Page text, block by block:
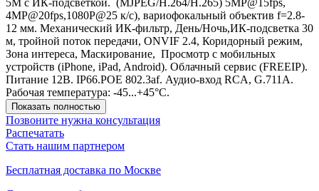
4MP@20fps,1080P@25 к/с), вариофокальный объектив f=2.8-
12 мм. Механический ИК-фильтр, День/Ночь,ИК-подсветка 30
м, тройной поток передачи, ONVIF 2.4, Коридорный режим,
Зона интереса, Маскирование, Просмотр с мобильных
устройств (iPhone, iPad, Android). Облачный сервис (FREEIP).
Питание 12В. IP66.POE 802.3af. Аудио-вход RCA, G.711A.
Рабочая температура: -45...+45°С.
Показать полностью
Позвоните нужна консультация
Распечатать
Стать нашим партнером
Бесплатная доставка по Москве